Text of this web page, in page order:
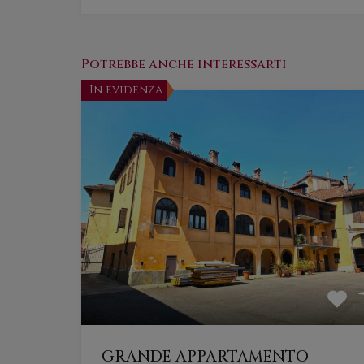
Potrebbe anche interessarti
In evidenza
GRANDE APPARTAMENTO